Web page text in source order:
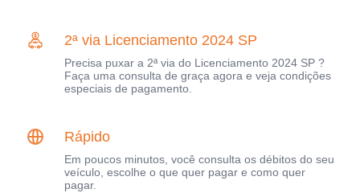
2ª via Licenciamento 2024 SP
Precisa puxar a 2ª via do Licenciamento 2024 SP ?
Faça uma consulta de graça agora e veja condições
especiais de pagamento.
Rápido
Em poucos minutos, você consulta os débitos do seu
veículo, escolhe o que quer pagar e como quer
pagar.